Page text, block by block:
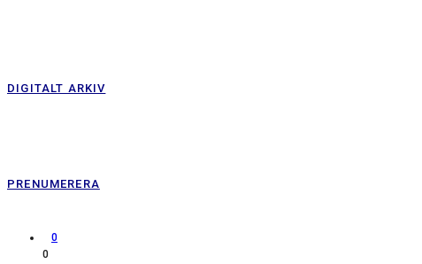
DIGITALT ARKIV
PRENUMERERA
0
0